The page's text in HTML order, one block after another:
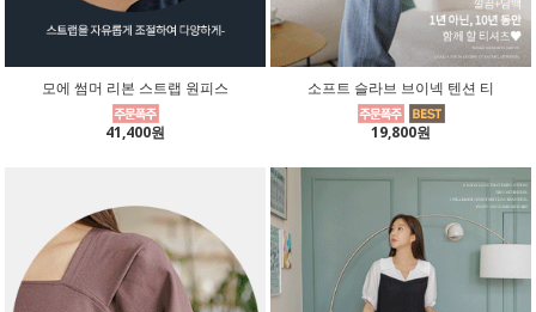
모에 썸머 리본 스트랩 원피스
41,400원
소프트 슬라브 브이넥 텐션 티
19,800원